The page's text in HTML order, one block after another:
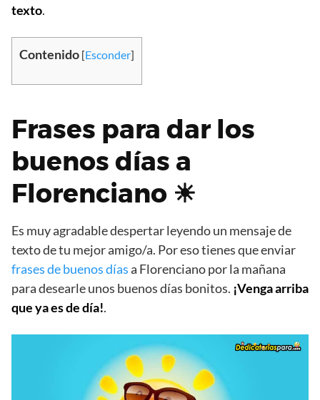
texto.
Contenido [Esconder]
Frases para dar los
buenos días a
Florenciano ☀
Es muy agradable despertar leyendo un mensaje de
texto de tu mejor amigo/a. Por eso tienes que enviar
frases de buenos díasa Florenciano por la mañana
para desearle unos buenos días bonitos. ¡Venga arriba
que ya es de día!.